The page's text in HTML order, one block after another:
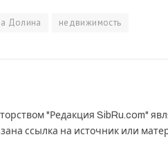
Долина недвижимость
"Редакция SibRu.com"
ссылка на источник или